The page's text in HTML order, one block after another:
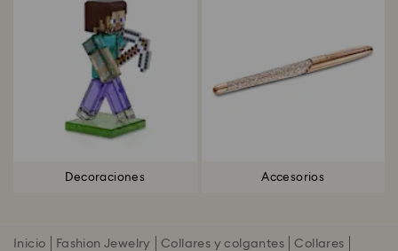
Decoraciones Accesorios
Inicio Fashion Jewelry Collares y colgantes
Collares